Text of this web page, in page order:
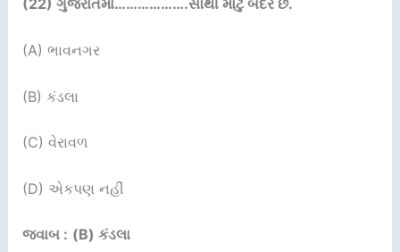
(22) ગુજરાતમાં……………….સૌથી મોટું બંદર છે.
(A) ભાવનગર
(B) કંડલા
(C) વેરાવળ
(D) એકપણ નહીં
જવાબ : (B) કંડલા